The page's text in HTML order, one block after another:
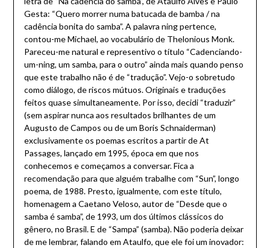
Gesta: “Quero morrer numa batucada de bamba / na
cadência bonita do samba”. A palavra ning pertence,
contou-me Michael, ao vocabulário de Thelonious Monk.
Pareceu-me natural e representivo o título “Cadenciando-
um-ning, um samba, para o outro” ainda mais quando penso
que este trabalho não é de “tradução”. Vejo-o sobretudo
como diálogo, de riscos mútuos. Originais e traduções
feitos quase simultaneamente. Por isso, decidi “traduzir”
(sem aspirar nunca aos resultados brilhantes de um
Augusto de Campos ou de um Boris Schnaiderman)
exclusivamente os poemas escritos a partir de At
Passages, lançado em 1995, época em que nos
conhecemos e começamos a conversar. Fica a
recomendação para que alguém trabalhe com “Sun”, longo
poema, de 1988. Presto, igualmente, com este título,
homenagem a Caetano Veloso, autor de “Desde que o
samba é samba”, de 1993, um dos últimos clássicos do
gênero, no Brasil. E de “Sampa” (samba). Não poderia deixar
de me lembrar, falando em Ataulfo, que ele foi um inovador: